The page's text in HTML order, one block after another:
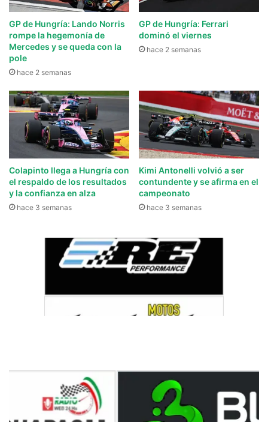
GP de Hungría: Lando Norris
rompe la hegemonía de
Mercedes y se queda con la
pole
hace 2 semanas
GP de Hungría: Ferrari
dominó el viernes
hace 2 semanas
Colapinto llega a Hungría con
el respaldo de los resultados
y la confianza en alza
hace 3 semanas
Kimi Antonelli volvió a ser
contundente y se afirma en el
campeonato
hace 3 semanas